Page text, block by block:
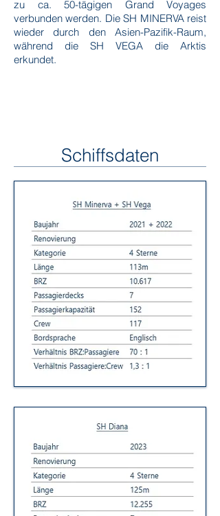
zu ca. 50-tägigen Grand Voyages
verbunden werden. Die SH MINERVA reist
wieder durch den Asien-Pazifik-Raum,
während die SH VEGA die Arktis
erkundet.
Schiffsdaten